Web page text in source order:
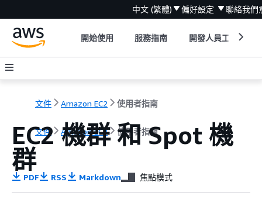
中文 (繁體) 偏好設定 聯絡我們
開始使用 服務指南 開發人員工具
文件 Amazon EC2 使用者指南
文件 Amazon EC2 使用者指南
EC2 機群 和 Spot 機
群
PDF RSS Markdown 焦點模式